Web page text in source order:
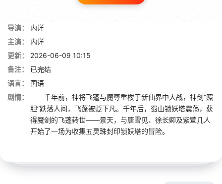
导演：
内详
主演：
内详
更新：
2026-06-09 10:15
备注：
已完结
语言：
国语
剧情：
千年前，神将飞蓬与魔尊重楼于新仙界中大战，神剑“照
胆”跌落人间，飞蓬被贬下凡。千年后，蜀山锁妖塔震荡，获
得魔剑的飞蓬转世——景天，与唐雪见、徐长卿及紫萱几人
开始了一场为收集五灵珠封印锁妖塔的冒险。